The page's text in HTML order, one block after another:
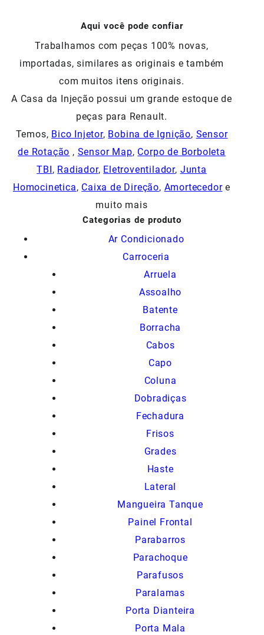
Aqui você pode confiar
Trabalhamos com peças 100% novas,
importadas, similares as originais e também
com muitos itens originais.
A Casa da Injeção possui um grande estoque de
peças para Renault.
Temos, Bico Injetor, Bobina de Ignição, Sensor
de Rotação , Sensor Map, Corpo de Borboleta
TBI, Radiador, Eletroventilador, Junta
Homocinetica, Caixa de Direção, Amortecedore
muito mais
Categorias de produto
Ar Condicionado
Carroceria
Arruela
Assoalho
Batente
Borracha
Cabos
Capo
Coluna
Dobradiças
Fechadura
Frisos
Grades
Haste
Lateral
Mangueira Tanque
Painel Frontal
Parabarros
Parachoque
Parafusos
Paralamas
Porta Dianteira
Porta Mala